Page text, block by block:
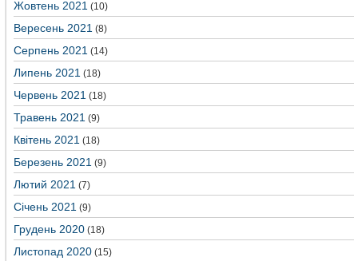
Жовтень 2021 (10)
Вересень 2021 (8)
Серпень 2021 (14)
Липень 2021 (18)
Червень 2021 (18)
Травень 2021 (9)
Квітень 2021 (18)
Березень 2021 (9)
Лютий 2021 (7)
Січень 2021 (9)
Грудень 2020 (18)
Листопад 2020 (15)